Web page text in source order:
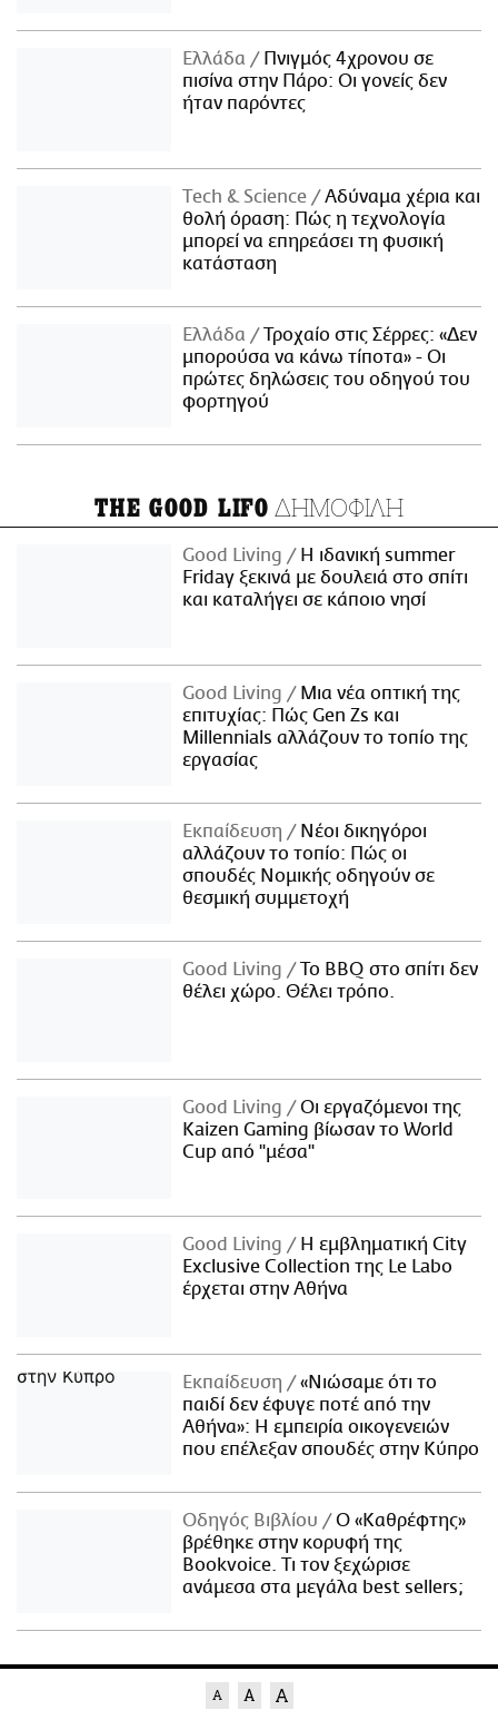
Ελλάδα
Πνιγμός 4χρονου σε
πισίνα στην Πάρο: Οι γονείς δεν
ήταν παρόντες
Τech & Science
Αδύναμα χέρια και
θολή όραση: Πώς η τεχνολογία
μπορεί να επηρεάσει τη φυσική
κατάσταση
Ελλάδα
Τροχαίο στις Σέρρες: «Δεν
μπορούσα να κάνω τίποτα» - Οι
πρώτες δηλώσεις του οδηγού του
φορτηγού
THE GOOD LIFO ΔΗΜΟΦΙΛΗ
Good Living
Η ιδανική summer
Friday ξεκινά με δουλειά στο σπίτι
και καταλήγει σε κάποιο νησί
Good Living
Μια νέα οπτική της
επιτυχίας: Πώς Gen Zs και
Millennials αλλάζουν το τοπίο της
εργασίας
Εκπαίδευση
Νέοι δικηγόροι
αλλάζουν το τοπίο: Πώς οι
σπουδές Νομικής οδηγούν σε
θεσμική συμμετοχή
Good Living
Το BBQ στο σπίτι δεν
θέλει χώρο. Θέλει τρόπο.
Good Living
Οι εργαζόμενοι της
Kaizen Gaming βίωσαν το World
Cup από "μέσα"
Good Living
Η εμβληματική City
Exclusive Collection της Le Labo
έρχεται στην Αθήνα
Εκπαίδευση
«Νιώσαμε ότι το
παιδί δεν έφυγε ποτέ από την
Αθήνα»: Η εμπειρία οικογενειών
που επέλεξαν σπουδές στην Κύπρο
Οδηγός Βιβλίου
Ο «Καθρέφτης»
βρέθηκε στην κορυφή της
Bookvoice. Τι τον ξεχώρισε
ανάμεσα στα μεγάλα best sellers;